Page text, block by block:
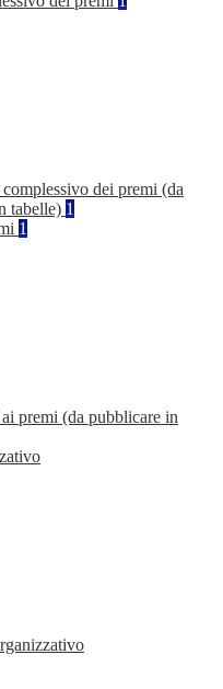
dei premi (da
tabelle) 1
1
premi (da pubblicare in